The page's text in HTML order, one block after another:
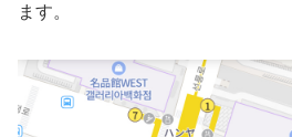
ます。